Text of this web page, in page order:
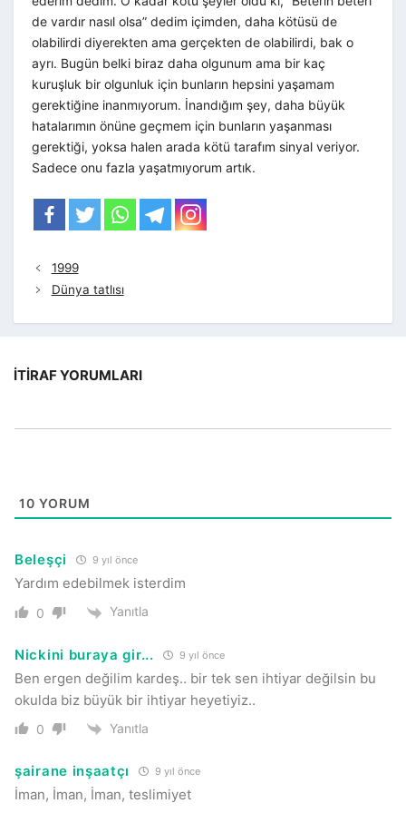
de vardır nasıl olsa” dedim içimden, daha kötüsü de
olabilirdi diyerekten ama gerçekten de olabilirdi, bak o
ayrı. Bugün belki biraz daha olgunum ama bir kaç
kuruşluk bir olgunluk için bunların hepsini yaşamam
gerektiğine inanmıyorum. İnandığım şey, daha büyük
hatalarımın önüne geçmem için bunların yaşanması
gerektiği, yoksa halen arada kötü tarafım sinyal veriyor.
Sadece onu fazla yaşatmıyorum artık.
1999
Dünya tatlısı
İTIRAF YORUMLARI
10 YORUM
Beleşçi 9 yıl önce
Yardım edebilmek isterdim
0 Yanıtla
Nickini buraya gir... 9 yıl önce
Ben ergen değilim kardeş.. bir tek sen ihtiyar değilsin bu
okulda biz büyük bir ihtiyar heyetiyiz..
0 Yanıtla
şairane inşaatçı 9 yıl önce
İman, İman, İman, teslimiyet